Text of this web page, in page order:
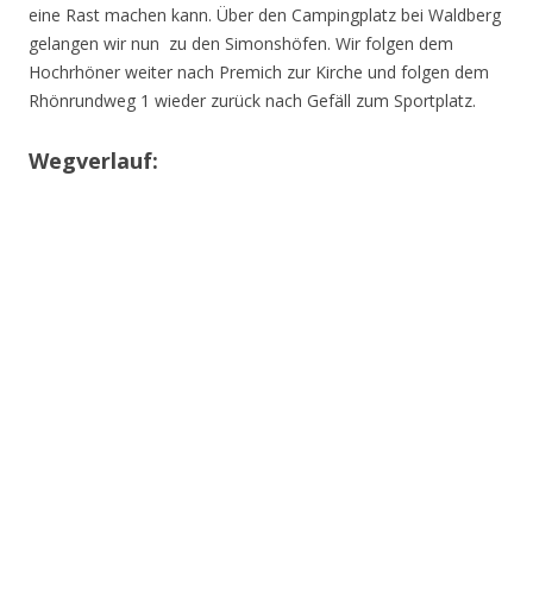
eine Rast machen kann. Über den Campingplatz bei Waldberg
gelangen wir nun zu den Simonshöfen. Wir folgen dem
Hochrhöner weiter nach Premich zur Kirche und folgen dem
Rhönrundweg 1 wieder zurück nach Gefäll zum Sportplatz.
Wegverlauf: